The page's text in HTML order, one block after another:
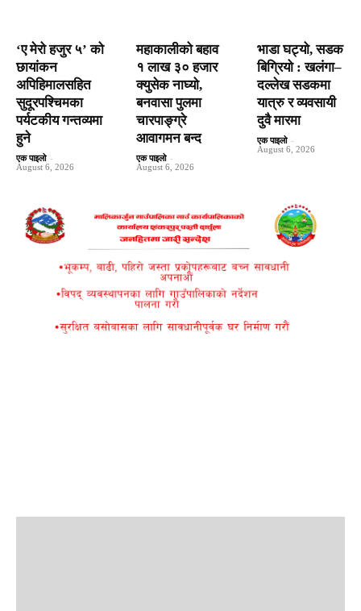
‘ए मेरो हजुर ५’ को
छायांकन
अपिहिमालसहित
सुदूरपश्चिमका
पर्यटकीय गन्तव्यमा
हुने
एक पाइलो -
August 6, 2026
महाकालीको बहाव
१ लाख ३० हजार
क्युसेक नाघ्यो,
बनवासा पुलमा
चारपाङ्ग्रे
आवागमन बन्द
एक पाइलो -
August 6, 2026
भाडा घट्यो, सडक
बिग्रियो : खलंगा–
दल्लेख सडकमा
यात्रु र व्यवसायी
दुवै मारमा
एक पाइलो -
August 6, 2026